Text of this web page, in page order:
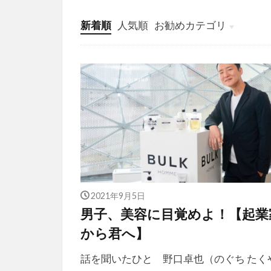
新着順 人気順 お勧めカテゴリ
投稿
学び
マンガ
電子書籍
2021年9月5日
男子、美容に目覚めよ！【起
から君へ】
話を聞いたひと 野口卓也（のぐち たく